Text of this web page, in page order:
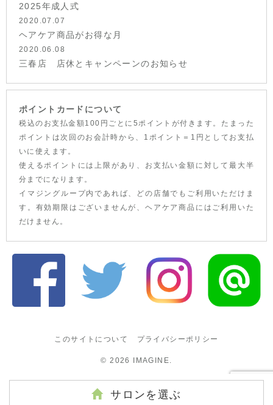
2025年成人式
2020.07.07
ヘアケア商品がお得な月
2020.06.08
三春店 店休とキャンペーンのお知らせ
ポイントカードについて
税込のお支払金額100円ごとに5ポイントが付きます。たまった
ポイントは次回のお会計時から、1ポイント＝1円としてお支払
いに使えます。
使えるポイントには上限があり、お支払い金額に対して最大半
分までになります。
イマジングループ内であれば、どの店舗でもご利用いただけま
す。有効期限はございませんが、ヘアケア商品にはご利用いた
だけません。
このサイトについて プライバシーポリシー
© 2026 IMAGINE.
サロンを選ぶ